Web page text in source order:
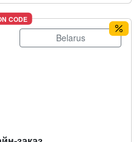
CODE
Belarus